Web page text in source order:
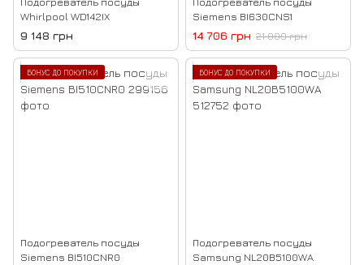
Whirlpool WD142IX
9 148 грн
Siemens BI630CNS1
14 706 грн 21 009 грн
БОНУС ДО ПОКУПКИ
Подогреватель посуды
Siemens BI510CNR0
БОНУС ДО ПОКУПКИ
Подогреватель посуды
Samsung NL20B5100WA